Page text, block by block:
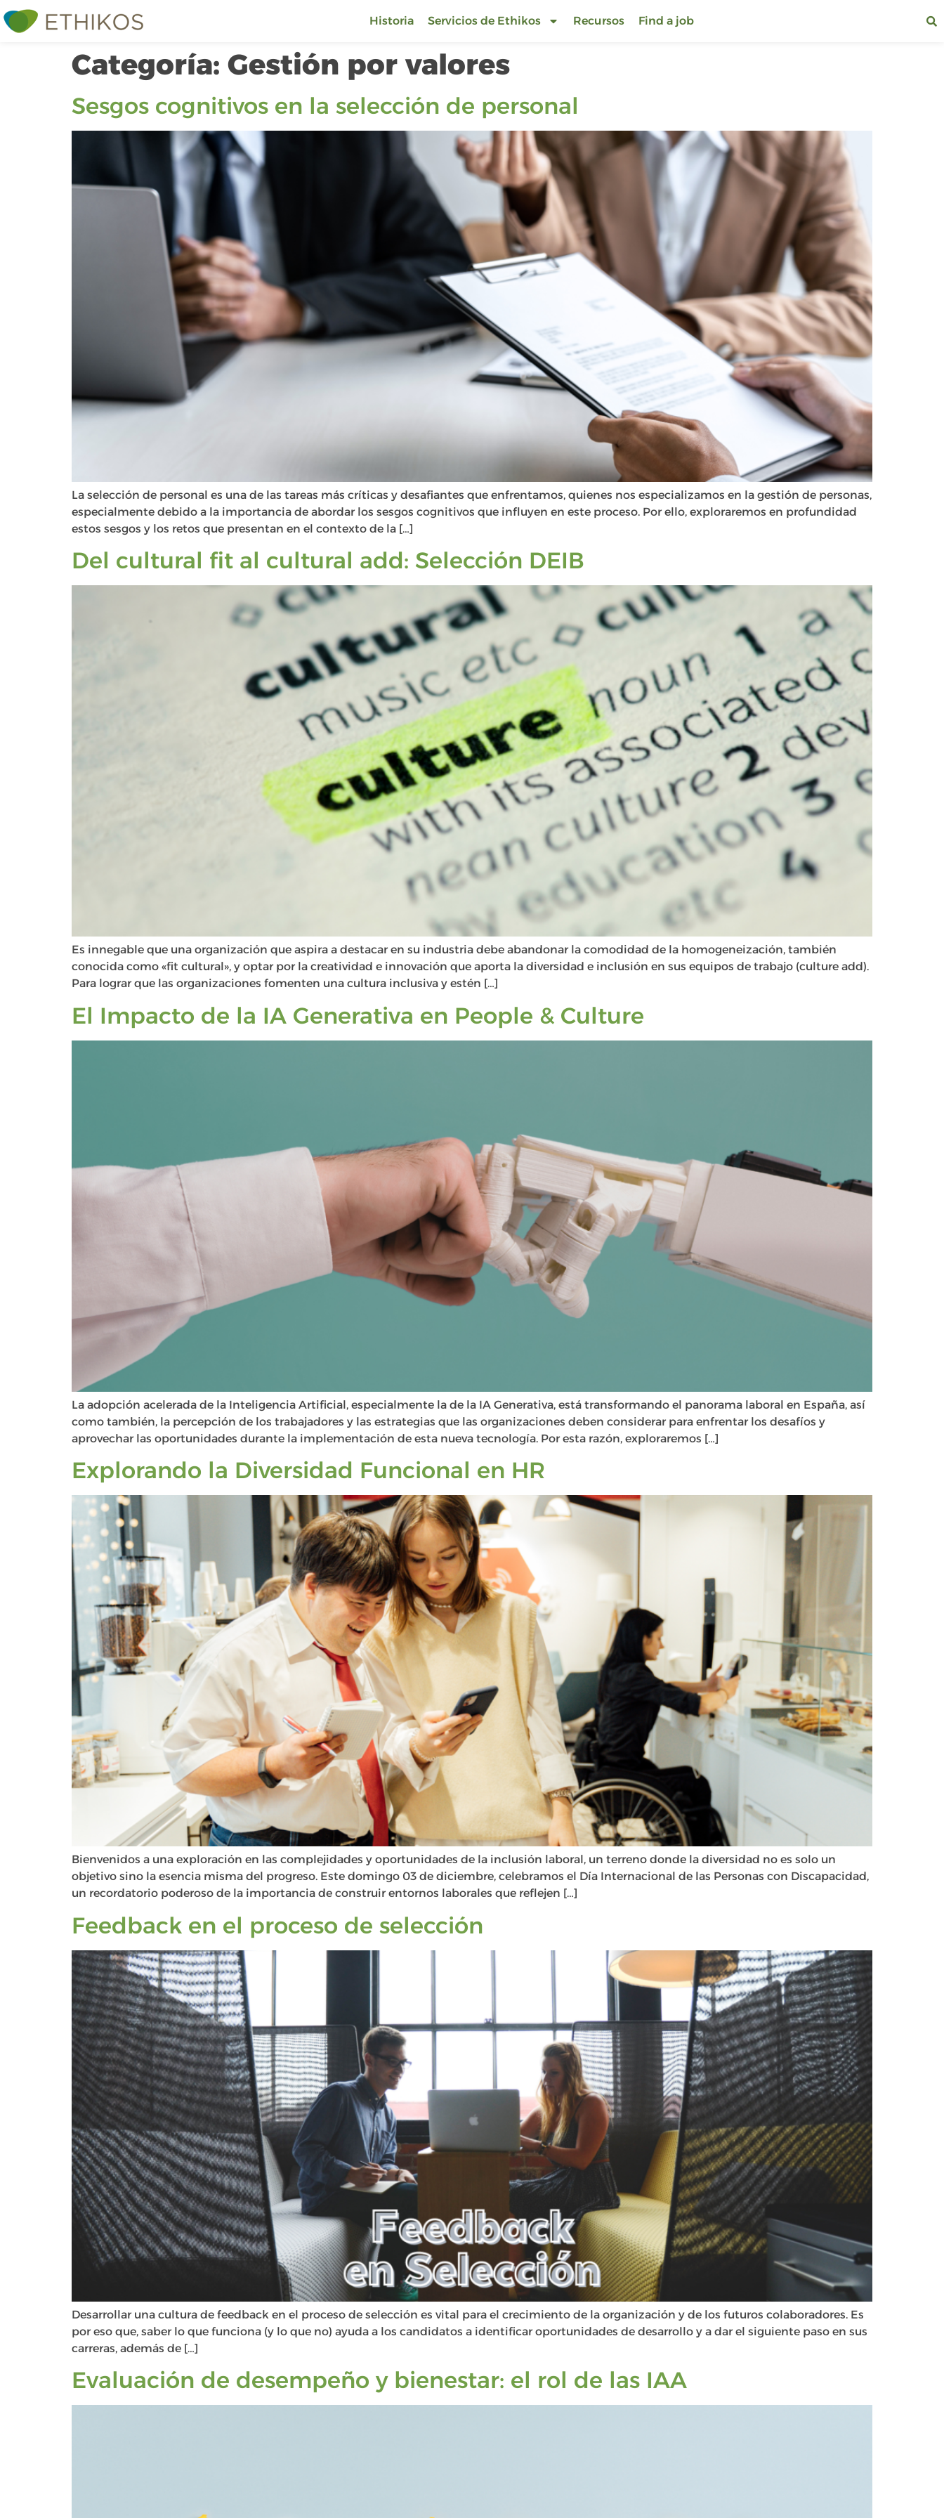
Historia Servicios de Ethikos Recursos Find a job
Categoría: Gestión por valores
Sesgos cognitivos en la selección de personal
La selección de personal es una de las tareas más críticas y desafiantes que enfrentamos, quienes nos especializamos en la gestión de personas,
especialmente debido a la importancia de abordar los sesgos cognitivos que influyen en este proceso. Por ello, exploraremos en profundidad
estos sesgos y los retos que presentan en el contexto de la […]
Del cultural fit al cultural add: Selección DEIB
Es innegable que una organización que aspira a destacar en su industria debe abandonar la comodidad de la homogeneización, también
conocida como «fit cultural», y optar por la creatividad e innovación que aporta la diversidad e inclusión en sus equipos de trabajo (culture add).
Para lograr que las organizaciones fomenten una cultura inclusiva y estén […]
El Impacto de la IA Generativa en People & Culture
La adopción acelerada de la Inteligencia Artificial, especialmente la de la IA Generativa, está transformando el panorama laboral en España, así
como también, la percepción de los trabajadores y las estrategias que las organizaciones deben considerar para enfrentar los desafíos y
aprovechar las oportunidades durante la implementación de esta nueva tecnología. Por esta razón, exploraremos […]
Explorando la Diversidad Funcional en HR
Bienvenidos a una exploración en las complejidades y oportunidades de la inclusión laboral, un terreno donde la diversidad no es solo un
objetivo sino la esencia misma del progreso. Este domingo 03 de diciembre, celebramos el Día Internacional de las Personas con Discapacidad,
un recordatorio poderoso de la importancia de construir entornos laborales que reflejen […]
Feedback en el proceso de selección
Desarrollar una cultura de feedback en el proceso de selección es vital para el crecimiento de la organización y de los futuros colaboradores. Es
por eso que, saber lo que funciona (y lo que no) ayuda a los candidatos a identificar oportunidades de desarrollo y a dar el siguiente paso en sus
carreras, además de […]
Evaluación de desempeño y bienestar: el rol de las IAA